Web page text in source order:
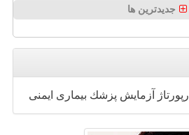
جدیدترین ها
رپورتاژ آزمایش پزشك بیماری ایمنی